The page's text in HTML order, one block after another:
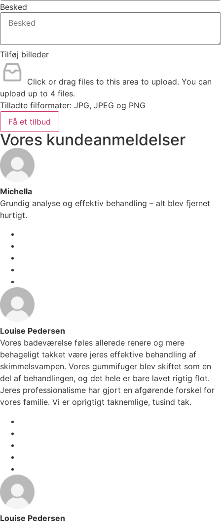
Besked
Tilføj billeder
Click or drag files to this area to upload. You can
upload up to 4 files.
Tilladte filformater: JPG, JPEG og PNG
Få et tilbud
Vores kundeanmeldelser
Michella
Grundig analyse og effektiv behandling – alt blev fjernet
hurtigt.
Louise Pedersen
Vores badeværelse føles allerede renere og mere
behageligt takket være jeres effektive behandling af
skimmelsvampen. Vores gummifuger blev skiftet som en
del af behandlingen, og det hele er bare lavet rigtig flot.
Jeres professionalisme har gjort en afgørende forskel for
vores familie. Vi er oprigtigt taknemlige, tusind tak.
Louise Pedersen